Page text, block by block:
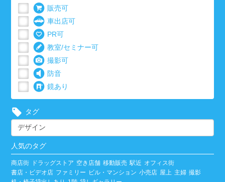
販売可
車出店可
PR可
教室/セミナー可
撮影可
防音
鏡あり
タグ
人気のタグ
商店街 ドラッグストア 空き店舗 移動販売 駅近 オフィス街
書店・ビデオ店 ファミリー ビル・マンション 小売店 屋上 主婦 撮影